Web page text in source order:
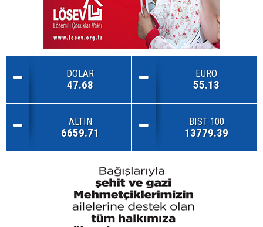
DOLAR
47.68
EURO
55.13
ALTIN
6659.71
BIST 100
13779.39